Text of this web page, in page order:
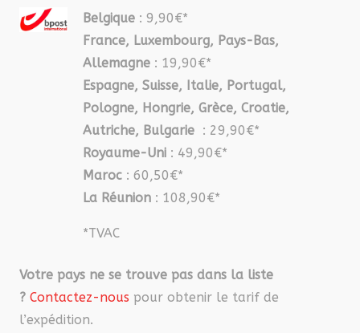
Belgique : 9,90€*
France, Luxembourg, Pays-Bas,
Allemagne : 19,90€*
Espagne, Suisse, Italie, Portugal,
Pologne, Hongrie, Grèce, Croatie,
Autriche, Bulgarie : 29,90€*
Royaume-Uni : 49,90€*
Maroc : 60,50€*
La Réunion : 108,90€*
*TVAC
Votre pays ne se trouve pas dans la liste
? Contactez-nous pour obtenir le tarif de
l’expédition.